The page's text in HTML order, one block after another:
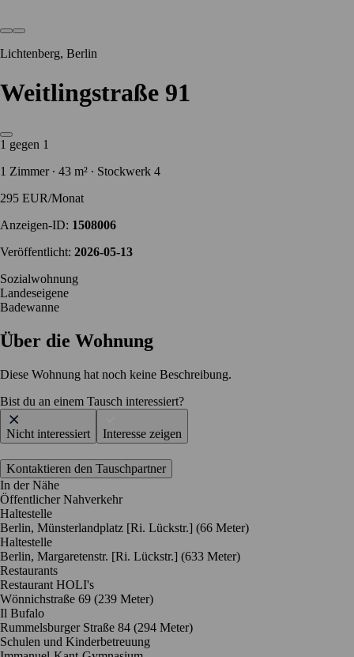
Lichtenberg, Berlin
Weitlingstraße 91
1 gegen 1
1 Zimmer ∙ 43 m² ∙ Stockwerk 4
295 EUR/Monat
Anzeigen-ID: 1508006
Veröffentlicht: 2026-05-13
Sozialwohnung
Landeseigene
Badewanne
Über die Wohnung
Diese Wohnung hat noch keine Beschreibung.
Bist du an einem Tausch interessiert?
Nicht interessiert Interesse zeigen
Kontaktieren den Tauschpartner
In der Nähe
Öffentlicher Nahverkehr
Haltestelle
Berlin, Münsterlandplatz [Ri. Lückstr.] (66 Meter)
Haltestelle
Berlin, Margaretenstr. [Ri. Lückstr.] (633 Meter)
Restaurants
Restaurant HOLI's
Wönnichstraße 69 (239 Meter)
Il Bufalo
Rummelsburger Straße 84 (294 Meter)
Schulen und Kinderbetreuung